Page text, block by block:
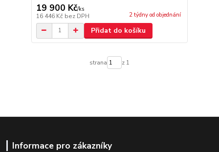
19 900 Kč/ks
16 446 Kč bez DPH 2 týdny od objednání
Přidat do košíku
strana z 1
Informace pro zákazníky